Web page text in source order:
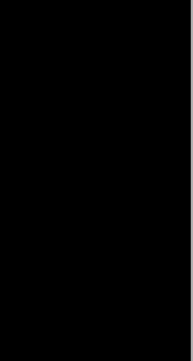
Films),
Light Ltd. (as Marsha